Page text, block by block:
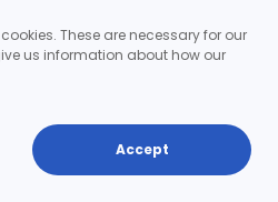
労働問題
民事再生
債権回収
These are necessary for our
us information about how our
Accept